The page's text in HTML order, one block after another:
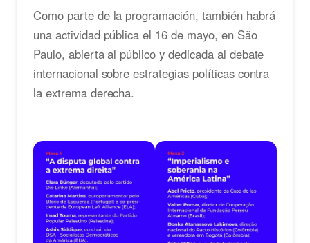
Como parte de la programación, también habrá
una actividad pública el 16 de mayo, en São
Paulo, abierta al público y dedicada al debate
internacional sobre estrategias políticas contra
la extrema derecha.